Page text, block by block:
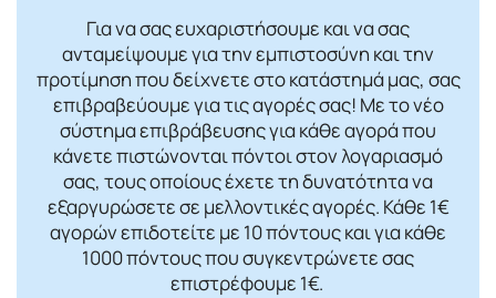
Για να σας ευχαριστήσουμε και να σας
ανταμείψουμε για την εμπιστοσύνη και την
προτίμηση που δείχνετε στο κατάστημά μας, σας
επιβραβεύουμε για τις αγορές σας! Mε το νέο
σύστημα επιβράβευσης για κάθε αγορά που
κάνετε πιστώνονται πόντοι στον λογαριασμό
σας, τους οποίους έχετε τη δυνατότητα να
εξαργυρώσετε σε μελλοντικές αγορές. Κάθε 1€
αγορών επιδοτείτε με 10 πόντους και για κάθε
1000 πόντους που συγκεντρώνετε σας
επιστρέφουμε 1€.